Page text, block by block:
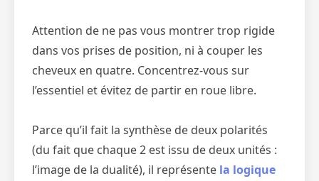
Attention de ne pas vous montrer trop rigide
dans vos prises de position, ni à couper les
cheveux en quatre. Concentrez-vous sur
l’essentiel et évitez de partir en roue libre.
Parce qu’il fait la synthèse de deux polarités
(du fait que chaque 2 est issu de deux unités :
l’image de la dualité), il représente la logique